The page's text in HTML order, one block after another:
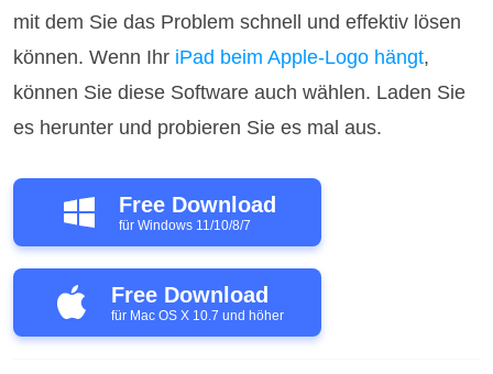
mit dem Sie das Problem schnell und effektiv lösen
können. Wenn Ihr iPad beim Apple-Logo hängt,
können Sie diese Software auch wählen. Laden Sie
es herunter und probieren Sie es mal aus.
Free Download
für Windows 11/10/8/7
Free Download
für Mac OS X 10.7 und höher